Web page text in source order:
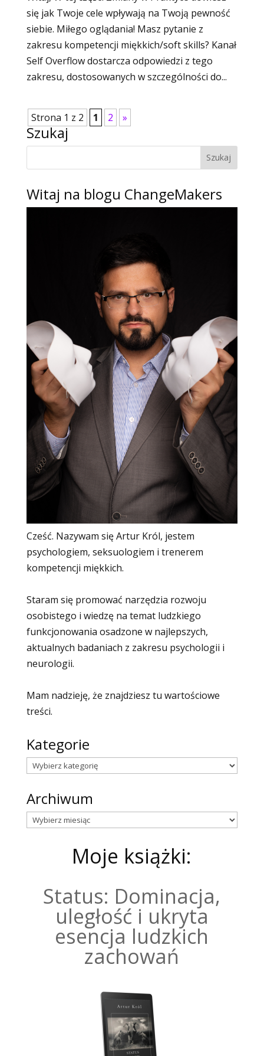
się jak Twoje cele wpływają na Twoją pewność
siebie. Miłego oglądania! Masz pytanie z
zakresu kompetencji miękkich/soft skills? Kanał
Self Overflow dostarcza odpowiedzi z tego
zakresu, dostosowanych w szczególności do...
Strona 1 z 2 1 2 »
Szukaj
Witaj na blogu ChangeMakers
Cześć. Nazywam się Artur Król, jestem
psychologiem, seksuologiem i trenerem
kompetencji miękkich.
Staram się promować narzędzia rozwoju
osobistego i wiedzę na temat ludzkiego
funkcjonowania osadzone w najlepszych,
aktualnych badaniach z zakresu psychologii i
neurologii.
Mam nadzieję, że znajdziesz tu wartościowe
treści.
Kategorie
Kategorie
Archiwum
Archiwum
Moje książki:
Status: Dominacja,
uległość i ukryta
esencja ludzkich
zachowań